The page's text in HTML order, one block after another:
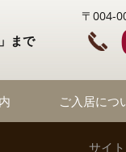
まで
〒004-
ご入居につ
サイ